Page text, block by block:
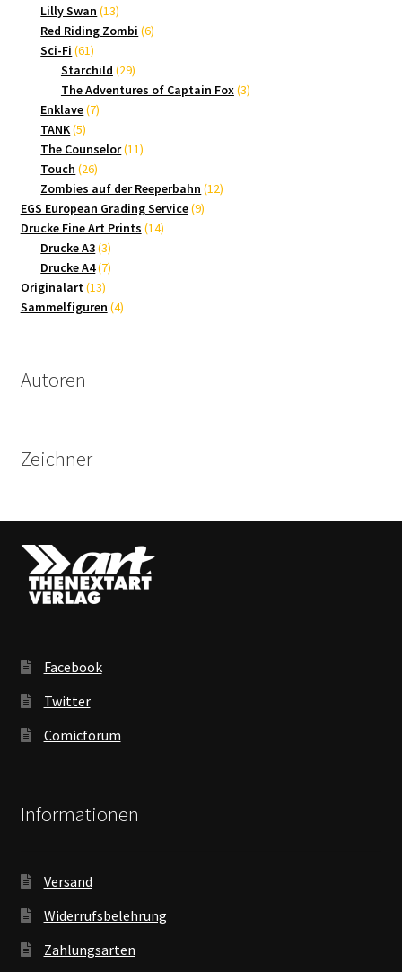
Lilly Swan 1313
Produkte
Red Riding Zombi 66
Sci-Fi 6161
Produkte
Starchild 2929
Produkte
The Adventures of Captain Fox 33
Enklave 77
TANK 55
Produkte
The Counselor 1111
Touch 2626
Produkte
Zombies auf der Reeperbahn 1212
EGS European Grading Service 99
Drucke Fine Art Prints 1414
Drucke A3 33
Produkte
Drucke A4 77
Originalart 1313
Produkte
Sammelfiguren 44
Autoren
Zeichner
Facebook
Twitter
Comicforum
Informationen
Versand
Widerrufsbelehrung
Zahlungsarten